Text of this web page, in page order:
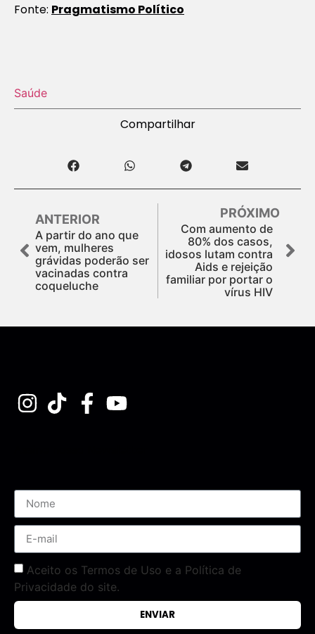
Fonte: Pragmatismo Político
Saúde
Compartilhar
ANTERIOR
A partir do ano que
vem, mulheres
grávidas poderão ser
vacinadas contra
coqueluche
PRÓXIMO
Com aumento de
80% dos casos,
idosos lutam contra
Aids e rejeição
familiar por portar o
vírus HIV
Aceito os Termos de Uso e a Política de
Privacidade do site.
ENVIAR